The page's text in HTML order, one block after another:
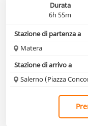
Durata
6h 55m
Stazione di partenza a
Matera
Stazione di arrivo a
Salerno (Piazza